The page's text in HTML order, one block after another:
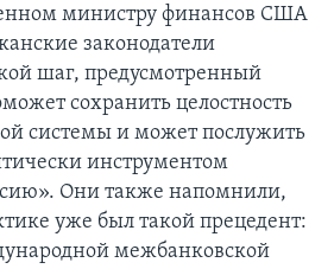
министру финансов США
законодатели
шаг, предусмотренный
сохранить целостность
системы и может послужить
инструментом
Они также напомнили,
уже был такой прецедент:
межбанковской